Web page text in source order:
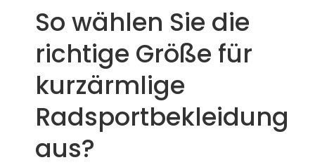
So wählen Sie die
richtige Größe für
kurzärmlige
Radsportbekleidung
aus?